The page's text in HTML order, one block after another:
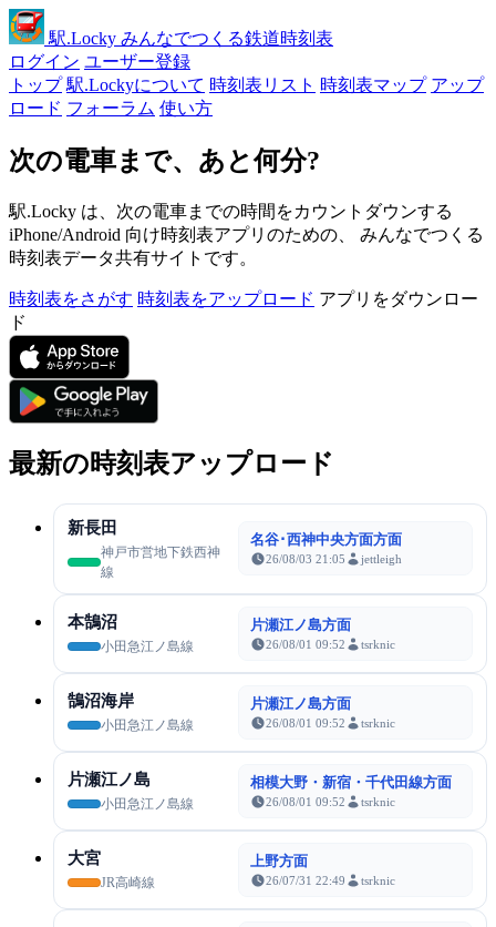
駅.Locky みんなでつくる鉄道時刻表
ログイン ユーザー登録
トップ 駅.Lockyについて 時刻表リスト 時刻表マップ アップ
ロード フォーラム 使い方
次の電車まで、あと何分?
駅.Locky は、次の電車までの時間をカウントダウンする
iPhone/Android 向け時刻表アプリのための、 みんなでつくる
時刻表データ共有サイトです。
時刻表をさがす 時刻表をアップロード アプリをダウンロー
ド
最新の時刻表アップロード
新長田
神戸市営地下鉄西神
線
名谷･西神中央方面方面
26/08/03 21:05 jettleigh
本鵠沼
小田急江ノ島線
片瀬江ノ島方面
26/08/01 09:52 tsrknic
鵠沼海岸
小田急江ノ島線
片瀬江ノ島方面
26/08/01 09:52 tsrknic
片瀬江ノ島
小田急江ノ島線
相模大野・新宿・千代田線方面
26/08/01 09:52 tsrknic
大宮
JR高崎線
上野方面
26/07/31 22:49 tsrknic